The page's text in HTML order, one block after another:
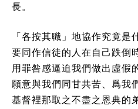
長。
「各按其職」地協作究竟
要同作信徒的人在自己跌倒
用罪咎感逼迫我們做出虛假
願意與我們同甘共苦、爲我
基督裡那取之不盡之恩典的